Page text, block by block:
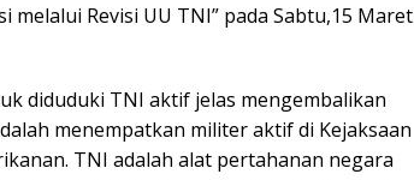
melalui Revisi UU TNI” pada Sabtu,15 Maret
diduduki TNI aktif jelas mengembalikan
menempatkan militer aktif di Kejaksaan
TNI adalah alat pertahanan negara